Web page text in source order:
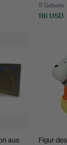
11 Gebote
116 USD
aus
Figur